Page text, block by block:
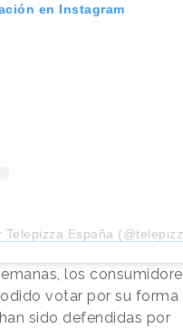
en Instagram
España
los
votar por su forma
sido defendidas por